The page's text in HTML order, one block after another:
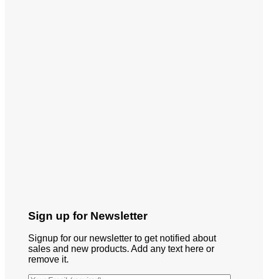
Sign up for Newsletter
Signup for our newsletter to get notified about
sales and new products. Add any text here or
remove it.